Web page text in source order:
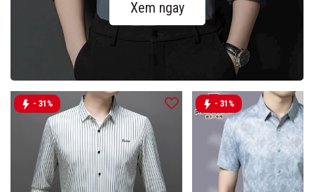
Xem ngay
- 31% - 31%